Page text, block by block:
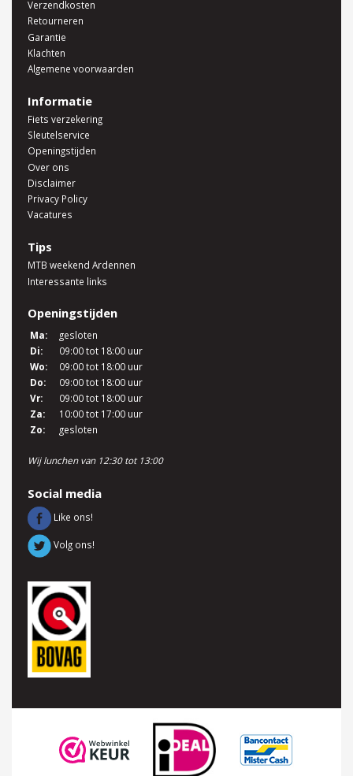
Verzendkosten
Retourneren
Garantie
Klachten
Algemene voorwaarden
Informatie
Fiets verzekering
Sleutelservice
Openingstijden
Over ons
Disclaimer
Privacy Policy
Vacatures
Tips
MTB weekend Ardennen
Interessante links
Openingstijden
Ma:
gesloten
Di:
09:00 tot 18:00 uur
Wo:
09:00 tot 18:00 uur
Do:
09:00 tot 18:00 uur
Vr:
09:00 tot 18:00 uur
Za:
10:00 tot 17:00 uur
Zo:
gesloten
Wij lunchen van 12:30 tot 13:00
Social media
Like ons!
Volg ons!